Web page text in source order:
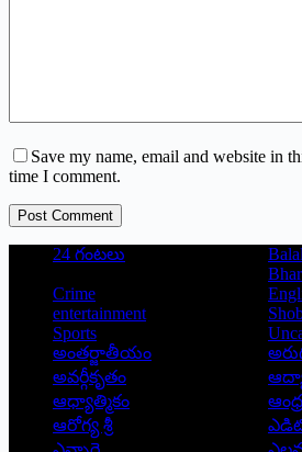
Save my name, email and website in
time I comment.
Post Comment
24 గంటలు
Crime
entertainment
Sports
అంతర్జాతీయం
అవర్గీకృతం
ఆధ్యాత్మికం
ఆరోగ్య శ్రీ